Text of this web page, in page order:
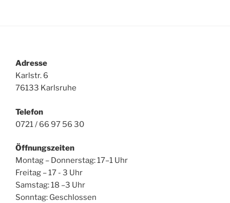
Adresse
Karlstr. 6
76133 Karlsruhe
Telefon
0721 / 66 97 56 30
Öffnungszeiten
Montag – Donnerstag: 17–1 Uhr
Freitag – 17 - 3 Uhr
Samstag: 18 –3 Uhr
Sonntag: Geschlossen